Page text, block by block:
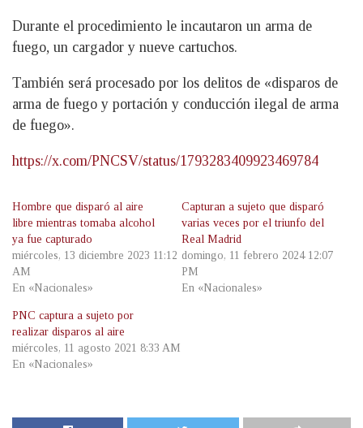
Durante el procedimiento le incautaron un arma de
fuego, un cargador y nueve cartuchos.
También será procesado por los delitos de «disparos de
arma de fuego y portación y conducción ilegal de arma
de fuego».
https://x.com/PNCSV/status/1793283409923469784
Hombre que disparó al aire
libre mientras tomaba alcohol
ya fue capturado
miércoles, 13 diciembre 2023 11:12
AM
En «Nacionales»
Capturan a sujeto que disparó
varias veces por el triunfo del
Real Madrid
domingo, 11 febrero 2024 12:07
PM
En «Nacionales»
PNC captura a sujeto por
realizar disparos al aire
miércoles, 11 agosto 2021 8:33 AM
En «Nacionales»